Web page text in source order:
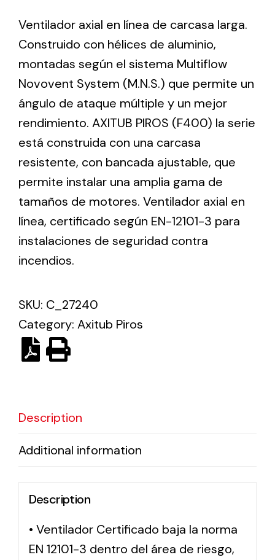
Ventilation
The incorporation of Novovent into the group
meant a greater offer of ventilation products for
different uses
Iluminación Solar
de necesidades.
Solar lighting
Variety of solar solutions for all kinds of needs.
Ventilador axial en línea de carcasa larga.
Construido con hélices de aluminio,
montadas según el sistema Multiflow
Novovent System (M.N.S.) que permite un
ángulo de ataque múltiple y un mejor
rendimiento. AXITUB PIROS (F400) la serie
está construida con una carcasa
resistente, con bancada ajustable, que
permite instalar una amplia gama de
tamaños de motores. Ventilador axial en
línea, certificado según EN-12101-3 para
instalaciones de seguridad contra
incendios.
SKU: C_27240
Category: Axitub Piros
Description
Additional information
Description
• Ventilador Certificado baja la norma
EN 12101-3 dentro del área de riesgo,